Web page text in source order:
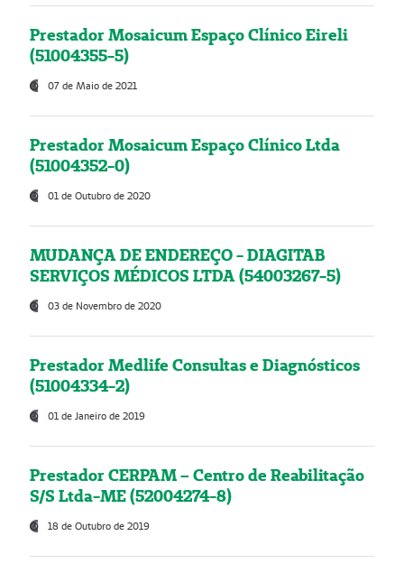
Prestador Mosaicum Espaço Clínico Eireli
(51004355-5)
07 de Maio de 2021
Prestador Mosaicum Espaço Clínico Ltda
(51004352-0)
01 de Outubro de 2020
MUDANÇA DE ENDEREÇO - DIAGITAB
SERVIÇOS MÉDICOS LTDA (54003267-5)
03 de Novembro de 2020
Prestador Medlife Consultas e Diagnósticos
(51004334-2)
01 de Janeiro de 2019
Prestador CERPAM – Centro de Reabilitação
S/S Ltda-ME (52004274-8)
18 de Outubro de 2019